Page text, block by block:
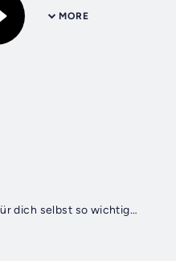
MORE
Ich-Zeit: Warum Zeit für dich selbst so wichtig für deine Paarbeziehung ist!